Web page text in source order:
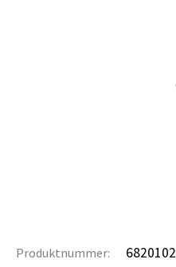
Produktnummer: 6820102